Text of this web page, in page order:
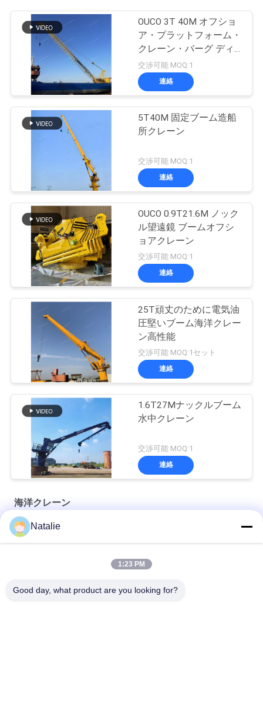
OUCO 3T 40M オフショ
ア・プラットフォーム・
クレーン・バーグ ディ
ーゼルエンジン搭載
交渉可能 MOQ:1
連絡
5T40M 固定ブーム造船
所クレーン
交渉可能 MOQ:1
連絡
OUCO 0.9T21.6M ノック
ル望遠鏡 ブームオフシ
ョアクレーン
交渉可能 MOQ:1
連絡
25T頑丈のために電気油
圧堅いブーム海洋クレー
ン高性能
交渉可能 MOQ:1セット
連絡
1.6T27Mナックルブーム
水中クレーン
交渉可能 MOQ:1
連絡
海洋クレーン
プレミアム OUCO マリン ワイヤー ロープ
Natalie
1:23 PM
Good day, what product are you looking for?